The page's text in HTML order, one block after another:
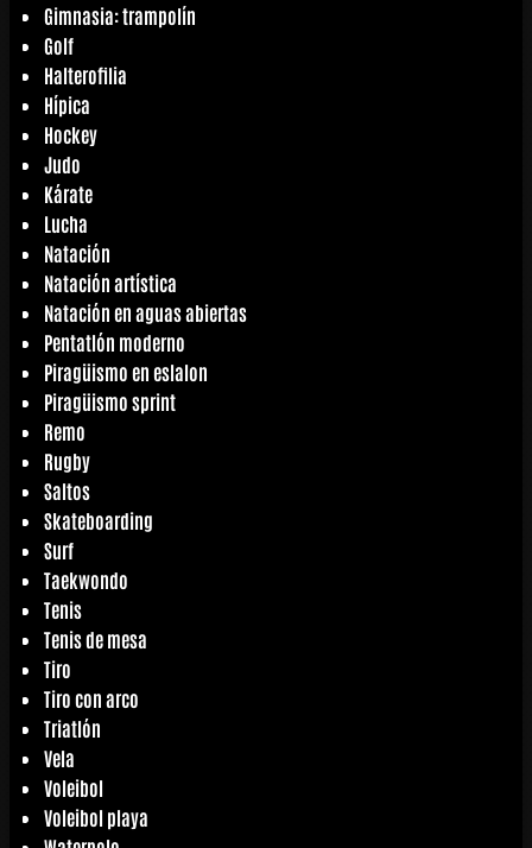
Gimnasia: trampolín
Golf
Halterofilia
Hípica
Hockey
Judo
Kárate
Lucha
Natación
Natación artística
Natación en aguas abiertas
Pentatlón moderno
Piragüismo en eslalon
Piragüismo sprint
Remo
Rugby
Saltos
Skateboarding
Surf
Taekwondo
Tenis
Tenis de mesa
Tiro
Tiro con arco
Triatlón
Vela
Voleibol
Voleibol playa